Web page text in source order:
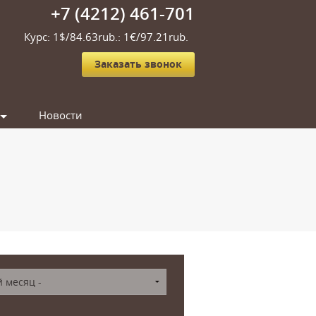
+7 (4212) 461-701
Курс: 1$/84.63rub.: 1€/97.21rub.
Заказать звонок
Новости